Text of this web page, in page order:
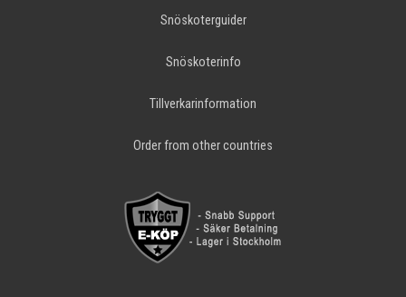
Snöskoterguider
Snöskoterinfo
Tillverkarinformation
Order from other countries